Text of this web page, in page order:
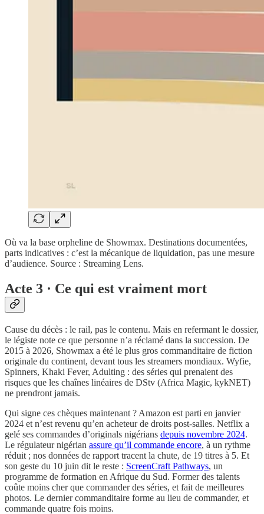
Où va la base orpheline de Showmax. Destinations documentées,
parts indicatives : c’est la mécanique de liquidation, pas une mesure
d’audience. Source : Streaming Lens.
Acte 3 · Ce qui est vraiment mort
Cause du décès : le rail, pas le contenu. Mais en refermant le dossier,
le légiste note ce que personne n’a réclamé dans la succession. De
2015 à 2026, Showmax a été le plus gros commanditaire de fiction
originale du continent, devant tous les streamers mondiaux. Wyfie,
Spinners, Khaki Fever, Adulting : des séries qui prenaient des
risques que les chaînes linéaires de DStv (Africa Magic, kykNET)
ne prendront jamais.
Qui signe ces chèques maintenant ? Amazon est parti en janvier
2024 et n’est revenu qu’en acheteur de droits post-salles. Netflix a
gelé ses commandes d’originals nigérians depuis novembre 2024.
Le régulateur nigérian assure qu’il commande encore, à un rythme
réduit ; nos données de rapport tracent la chute, de 19 titres à 5. Et
son geste du 10 juin dit le reste : ScreenCraft Pathways, un
programme de formation en Afrique du Sud. Former des talents
coûte moins cher que commander des séries, et fait de meilleures
photos. Le dernier commanditaire forme au lieu de commander, et
commande quatre fois moins.